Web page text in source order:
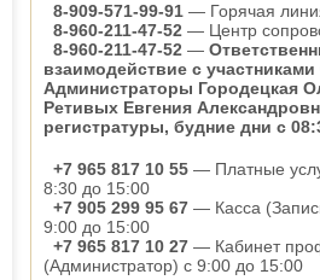
8-909-571-99-91 — Горячая
8-960-211-47-52 — Центр
8-960-211-47-52 —
взаимодействие с
Администраторы Городецкая
Ретивых Евгения
регистратуры, будние дни с
+7 965 817 10 55 — Платные
8:30 до 15:00
+7 905 299 95 67 — Касса
9:00 до 15:00
+7 965 817 10 27 — Кабинет
(Администратор) с 9:00 до 15:00